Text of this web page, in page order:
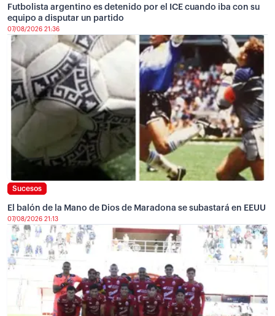
Futbolista argentino es detenido por el ICE cuando iba con su
equipo a disputar un partido
07/08/2026 21:36
Sucesos
El balón de la Mano de Dios de Maradona se subastará en EEUU
07/08/2026 21:13